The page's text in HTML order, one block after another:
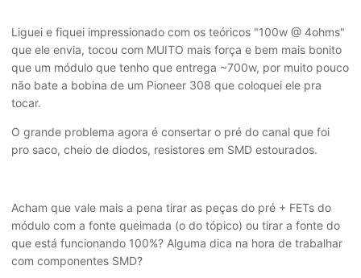
Liguei e fiquei impressionado com os teóricos "100w @ 4ohms"
que ele envia, tocou com MUITO mais força e bem mais bonito
que um módulo que tenho que entrega ~700w, por muito pouco
não bate a bobina de um Pioneer 308 que coloquei ele pra
tocar.
O grande problema agora é consertar o pré do canal que foi
pro saco, cheio de diodos, resistores em SMD estourados.
Acham que vale mais a pena tirar as peças do pré + FETs do
módulo com a fonte queimada (o do tópico) ou tirar a fonte do
que está funcionando 100%? Alguma dica na hora de trabalhar
com componentes SMD?